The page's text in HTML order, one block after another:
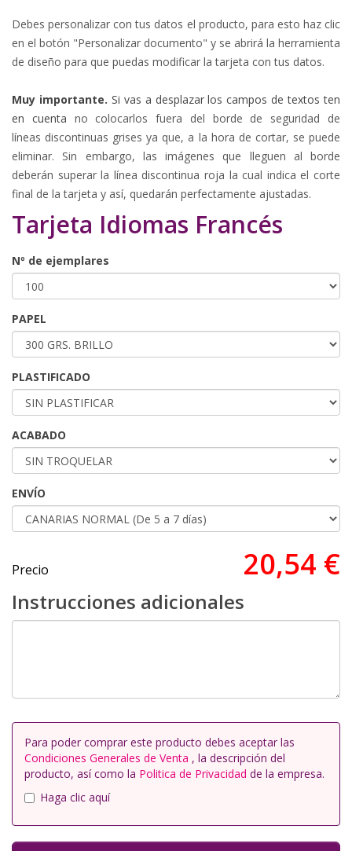
Debes personalizar con tus datos el producto, para esto haz clic
en el botón "Personalizar documento" y se abrirá la herramienta
de diseño para que puedas modificar la tarjeta con tus datos.
Muy importante. Si vas a desplazar los campos de textos ten
en cuenta no colocarlos fuera del borde de seguridad de
líneas discontinuas grisesya que, a la hora de cortar, se puede
eliminar. Sin embargo, las imágenes que lleguen al borde
deberán superar la línea discontinua roja la cual indica el corte
final de la tarjeta y así, quedarán perfectamente ajustadas.
Tarjeta Idiomas Francés
Nº de ejemplares
PAPEL
PLASTIFICADO
ACABADO
ENVÍO
Precio 20,54 €
Instrucciones adicionales
Para poder comprar este producto debes aceptar las
Condiciones Generales de Venta , la descripción del
producto, así como la Politica de Privacidad de la empresa.
Haga clic aquí